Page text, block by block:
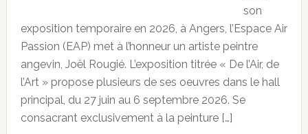
son
exposition temporaire en 2026, à Angers, l’Espace Air
Passion (EAP) met à l’honneur un artiste peintre
angevin, Joël Rougié. L’exposition titrée « De l’Air, de
l’Art » propose plusieurs de ses oeuvres dans le hall
principal, du 27 juin au 6 septembre 2026. Se
consacrant exclusivement à la peinture […]